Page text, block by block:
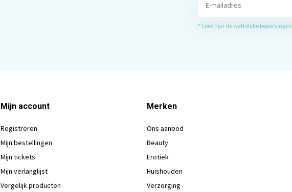
* Lees hier de wettelijke beperkingen
Mijn account
Registreren
Mijn bestellingen
Mijn tickets
Mijn verlanglijst
Vergelijk producten
Merken
Ons aanbod
Beauty
Erotiek
Huishouden
Verzorging